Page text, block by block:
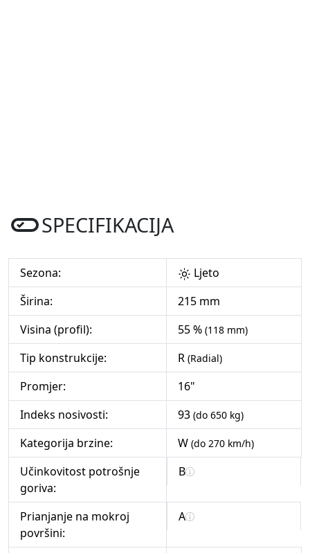
SPECIFIKACIJA
Sezona:
Ljeto
Širina:
215 mm
Visina (profil):
55 % (118 mm)
Tip konstrukcije: R (Radial)
Promjer:
16"
Indeks nosivosti:
93 (do 650 kg)
Kategorija brzine: W (do 270 km/h)
Učinkovitost potrošnje
goriva:
B
Prianjanje na mokroj
površini:
A